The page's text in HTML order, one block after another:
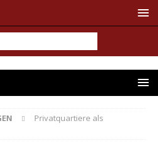
Privatquartiere als